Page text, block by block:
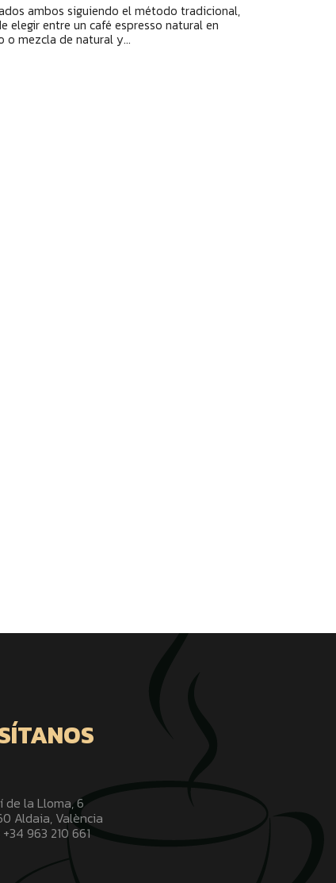
ambos siguiendo el método tradicional,
elegir entre un café espresso natural en
o mezcla de natural y...
de la Lloma, 6
Aldaia, València
963 210 661